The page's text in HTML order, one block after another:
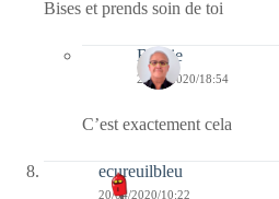
Bises et prends soin de toi
Bernie
20/04/2020/18:54
C’est exactement cela
ecureuilbleu
20/04/2020/10:22